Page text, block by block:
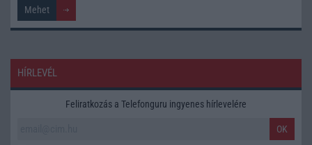
HÍRLEVÉL
Feliratkozás a Telefonguru ingyenes hírlevelére
OK